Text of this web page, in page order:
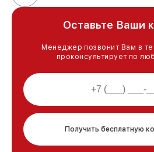
Оставьте Ваши
Менеджер позвонит Вам в
проконсультирует по
Получить бесплатную